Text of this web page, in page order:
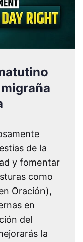
de la
y fomentar
como
Oración),
en
del
la